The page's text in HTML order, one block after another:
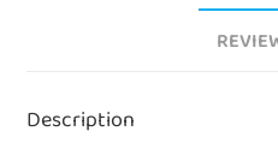
Description